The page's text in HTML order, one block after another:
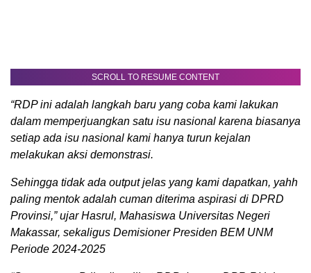
SCROLL TO RESUME CONTENT
“RDP ini adalah langkah baru yang coba kami lakukan
dalam memperjuangkan satu isu nasional karena biasanya
setiap ada isu nasional kami hanya turun kejalan
melakukan aksi demonstrasi.
Sehingga tidak ada output jelas yang kami dapatkan, yahh
paling mentok adalah cuman diterima aspirasi di DPRD
Provinsi,” ujar Hasrul, Mahasiswa Universitas Negeri
Makassar, sekaligus Demisioner Presiden BEM UNM
Periode 2024-2025